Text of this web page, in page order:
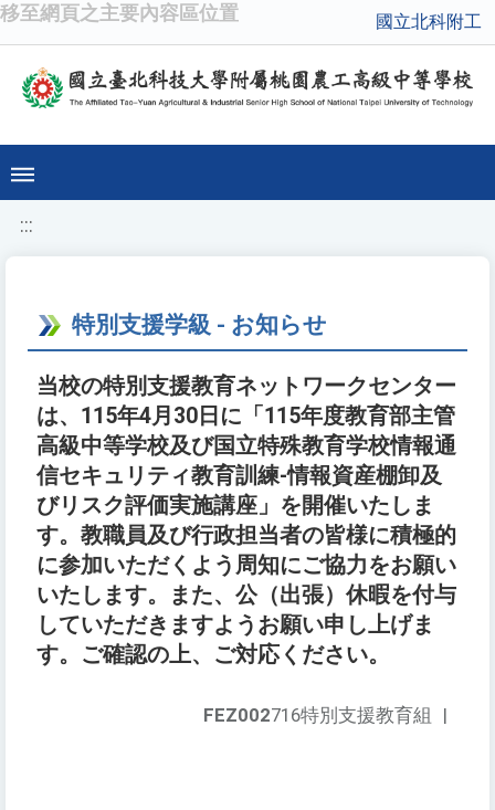
移至網頁之主要內容區位置 國立北科附工
:::
特別支援学級 - お知らせ
当校の特別支援教育ネットワークセンター
は、115年4月30日に「115年度教育部主管
高級中等学校及び国立特殊教育学校情報通
信セキュリティ教育訓練-情報資産棚卸及
びリスク評価実施講座」を開催いたしま
す。教職員及び行政担当者の皆様に積極的
に参加いただくよう周知にご協力をお願い
いたします。また、公（出張）休暇を付与
していただきますようお願い申し上げま
す。ご確認の上、ご対応ください。
FEZ002716特別支援教育組 |